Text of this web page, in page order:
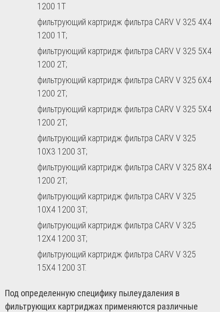
1200 1T
фильтрующий картридж фильтра CARV V 325 4X4
1200 1T;
фильтрующий картридж фильтра CARV V 325 5X4
1200 2T;
фильтрующий картридж фильтра CARV V 325 6X4
1200 2T;
фильтрующий картридж фильтра CARV V 325 5X4
1200 2T;
фильтрующий картридж фильтра CARV V 325
10X3 1200 3T;
фильтрующий картридж фильтра CARV V 325 8X4
1200 2T;
фильтрующий картридж фильтра CARV V 325
10X4 1200 3T;
фильтрующий картридж фильтра CARV V 325
12X4 1200 3T;
фильтрующий картридж фильтра CARV V 325
15X4 1200 3T.
Под определенную специфику пылеудаления в
фильтрующих картриджах применяются различные